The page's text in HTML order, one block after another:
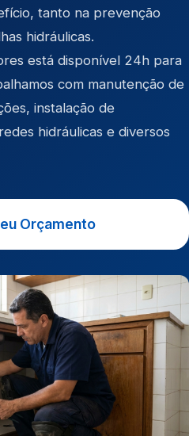
tanto na prevenção
hidráulicas.
está disponível 24h para
com manutenção de
instalação de
hidráulicas e diversos
Orçamento